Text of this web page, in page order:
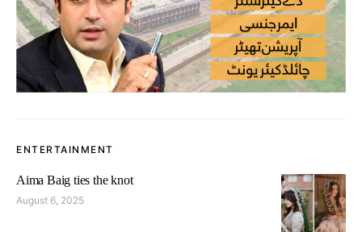
ENTERTAINMENT
Aima Baig ties the knot
August 6, 2025